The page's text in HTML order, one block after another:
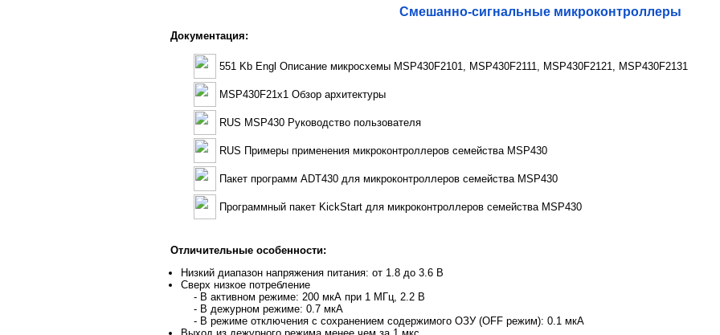
Смешанно-сигнальные микроконтроллеры
Документация:
551 Kb Engl Описание микросхемы MSP430F2101, MSP430F2111, MSP430F2121, MSP430F2131
MSP430F21x1 Обзор архитектуры
RUS MSP430 Руководство пользователя
RUS Примеры применения микроконтроллеров семейства MSP430
Пакет программ ADT430 для микроконтроллеров семейства MSP430
Программный пакет KickStart для микроконтроллеров семейства MSP430
Отличительные особенности:
Низкий диапазон напряжения питания: от 1.8 до 3.6 В
Сверх низкое потребление
- В активном режиме: 200 мкА при 1 МГц, 2.2 В
- В дежурном режиме: 0.7 мкА
- В режиме отключения с сохранением содержимого ОЗУ (OFF режим): 0.1 мкА